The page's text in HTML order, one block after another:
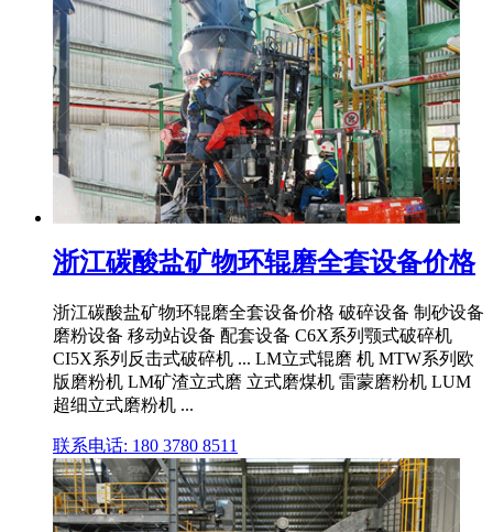
浙江碳酸盐矿物环辊磨全套设备价格
浙江碳酸盐矿物环辊磨全套设备价格 破碎设备 制砂设备
磨粉设备 移动站设备 配套设备 C6X系列颚式破碎机
CI5X系列反击式破碎机 ... LM立式辊磨 机 MTW系列欧
版磨粉机 LM矿渣立式磨 立式磨煤机 雷蒙磨粉机 LUM
超细立式磨粉机 ...
联系电话: 180 3780 8511